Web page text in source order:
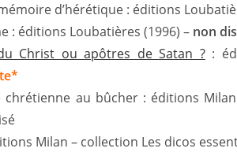
d’hérétique : éditions
: éditions Loubatières (1996) – non
Christ ou apôtres de Satan ?:
chrétienne au bûcher : éditions
Milan – collection Les dicos